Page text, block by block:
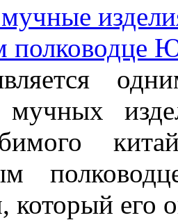
полководце
мучных
который его